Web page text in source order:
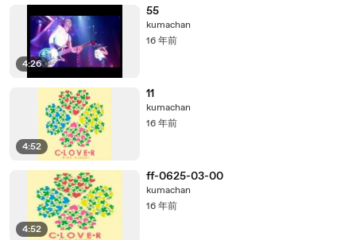
4:26
55
kumachan
16 年前
4:52
11
kumachan
16 年前
4:52
ff-0625-03-00
kumachan
16 年前